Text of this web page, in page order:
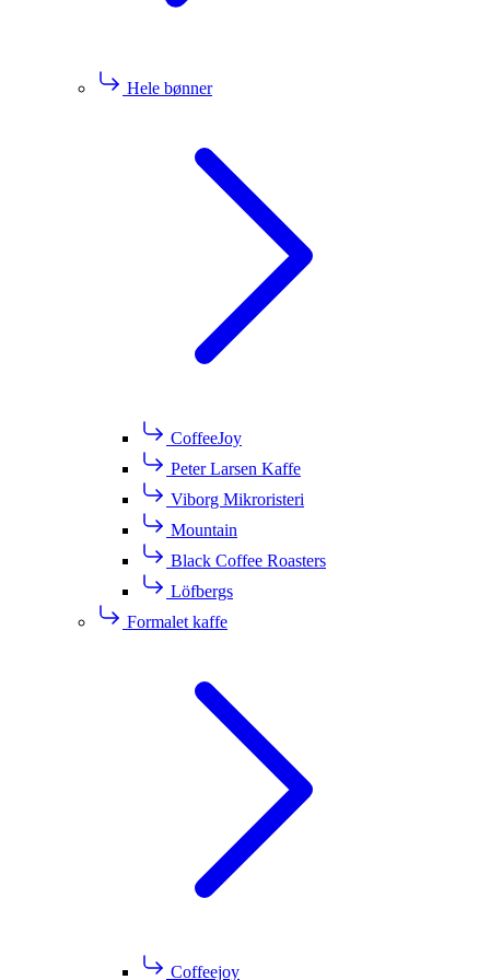
Hele bønner
CoffeeJoy
Peter Larsen Kaffe
Viborg Mikroristeri
Mountain
Black Coffee Roasters
Löfbergs
Formalet kaffe
Coffeejoy